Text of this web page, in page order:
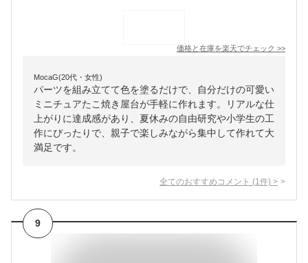
価格と在庫を楽天でチェック >>
MocaG(20代・女性)
パーツを組み立てて色を塗るだけで、自分だけの可愛い
ミニチュアたこ焼き屋台が手軽に作れます。リアルな仕
上がりに達成感があり、夏休みの自由研究や小学生の工
作にぴったりで、親子で楽しみながら集中して作れて大
満足です。
全てのおすすめコメント (1 件) >
9